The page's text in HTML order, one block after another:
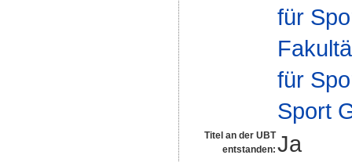
für
für
Sport
Titel an der UBT
entstanden: Ja